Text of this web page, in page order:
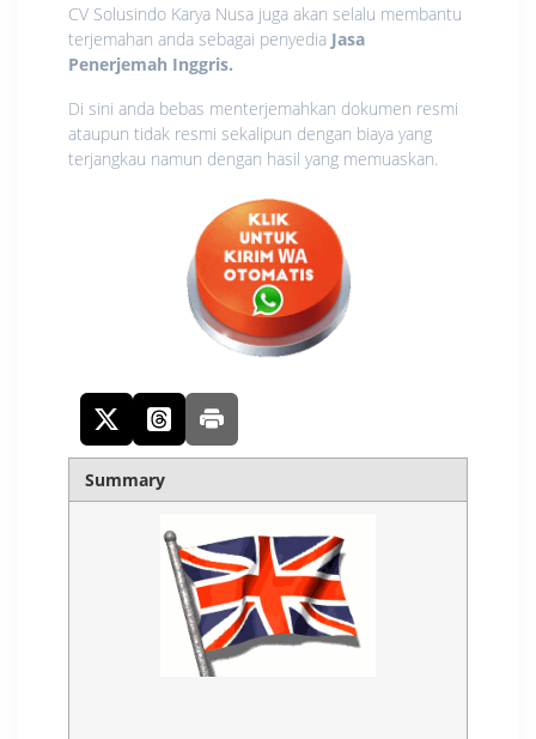
CV Solusindo Karya Nusa juga akan selalu membantu
terjemahan anda sebagai penyedia Jasa
Penerjemah Inggris.
Di sini anda bebas menterjemahkan dokumen resmi
ataupun tidak resmi sekalipun dengan biaya yang
terjangkau namun dengan hasil yang memuaskan.
Summary